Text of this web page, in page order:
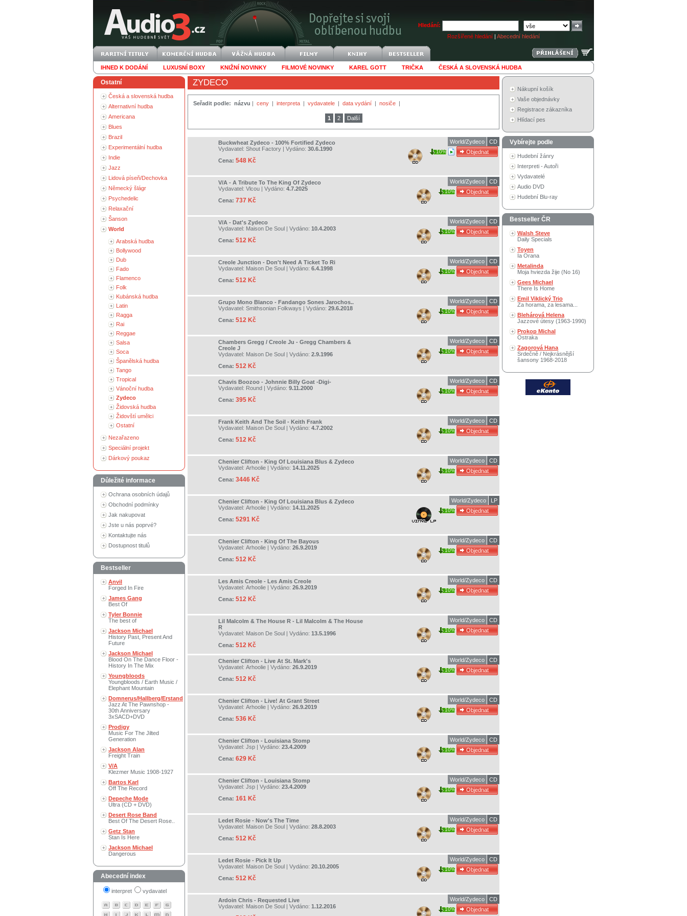
Hledání:
Rozšířené hledání | Abecední hledání
IHNED K DODÁNÍ LUXUSNÍ BOXY KNIŽNÍ NOVINKY FILMOVÉ NOVINKY KAREL GOTT TRIČKA ČESKÁ A SLOVENSKÁ HUDBA
Ostatní
Česká a slovenská hudba
Alternativní hudba
Americana
Blues
Brazil
Experimentální hudba
Indie
Jazz
Lidová píseň/Dechovka
Německý šlágr
Psychedelic
Relaxační
Šanson
World
Arabská hudba
Bollywood
Dub
Fado
Flamenco
Folk
Kubánská hudba
Latin
Ragga
Rai
Reggae
Salsa
Soca
Španělská hudba
Tango
Tropical
Vánoční hudba
Zydeco
Židovská hudba
Židovští umělci
Ostatní
Nezařazeno
Speciální projekt
Dárkový poukaz
Důležité informace
Ochrana osobních údajů
Obchodní podmínky
Jak nakupovat
Jste u nás poprvé?
Kontaktujte nás
Dostupnost titulů
Bestseller
Anvil
Forged In Fire
James Gang
Best Of
Tyler Bonnie
The best of
Jackson Michael
History Past, Present And
Future
Jackson Michael
Blood On The Dance Floor -
History In The Mix
Youngbloods
Youngbloods / Earth Music /
Elephant Mountain
Domnerus/Hallberg/Erstand
Jazz At The Pawnshop -
30th Anniversary
3xSACD+DVD
Prodigy
Music For The Jilted
Generation
Jackson Alan
Freight Train
V/A
Klezmer Music 1908-1927
Bartos Karl
Off The Record
Depeche Mode
Ultra (CD + DVD)
Desert Rose Band
Best Of The Desert Rose..
Getz Stan
Stan Is Here
Jackson Michael
Dangerous
Abecední index
interpret vydavatel
ZYDECO
Seřadit podle: názvu | ceny | interpreta | vydavatele | data vydání | nosiče |
1 2 Další
Buckwheat Zydeco - 100% Fortified Zydeco
Vydavatel: Shout Factory | Vydáno: 30.6.1990
Cena: 548 Kč
CD
World/Zydeco
10%
V/A - A Tribute To The King Of Zydeco
Vydavatel: Vlcou | Vydáno: 4.7.2025
Cena: 737 Kč
CD
World/Zydeco
10%
V/A - Dat's Zydeco
Vydavatel: Maison De Soul | Vydáno: 10.4.2003
Cena: 512 Kč
CD
World/Zydeco
10%
Creole Junction - Don't Need A Ticket To Ri
Vydavatel: Maison De Soul | Vydáno: 6.4.1998
Cena: 512 Kč
CD
World/Zydeco
10%
Grupo Mono Blanco - Fandango Sones Jarochos..
Vydavatel: Smithsonian Folkways | Vydáno: 29.6.2018
Cena: 512 Kč
CD
World/Zydeco
10%
Chambers Gregg / Creole Ju - Gregg Chambers &
Creole J
Vydavatel: Maison De Soul | Vydáno: 2.9.1996
Cena: 512 Kč
CD
World/Zydeco
10%
Chavis Boozoo - Johnnie Billy Goat -Digi-
Vydavatel: Round | Vydáno: 9.11.2000
Cena: 395 Kč
CD
World/Zydeco
10%
Frank Keith And The Soil - Keith Frank
Vydavatel: Maison De Soul | Vydáno: 4.7.2002
Cena: 512 Kč
CD
World/Zydeco
10%
Chenier Clifton - King Of Louisiana Blus & Zydeco
Vydavatel: Arhoolie | Vydáno: 14.11.2025
Cena: 3446 Kč
CD
World/Zydeco
10%
Chenier Clifton - King Of Louisiana Blus & Zydeco
Vydavatel: Arhoolie | Vydáno: 14.11.2025
Cena: 5291 Kč
LP
World/Zydeco
10%
Chenier Clifton - King Of The Bayous
Vydavatel: Arhoolie | Vydáno: 26.9.2019
Cena: 512 Kč
CD
World/Zydeco
10%
Les Amis Creole - Les Amis Creole
Vydavatel: Arhoolie | Vydáno: 26.9.2019
Cena: 512 Kč
CD
World/Zydeco
10%
Lil Malcolm & The House R - Lil Malcolm & The House
R
Vydavatel: Maison De Soul | Vydáno: 13.5.1996
Cena: 512 Kč
CD
World/Zydeco
10%
Chenier Clifton - Live At St. Mark's
Vydavatel: Arhoolie | Vydáno: 26.9.2019
Cena: 512 Kč
CD
World/Zydeco
10%
Chenier Clifton - Live! At Grant Street
Vydavatel: Arhoolie | Vydáno: 26.9.2019
Cena: 536 Kč
CD
World/Zydeco
10%
Chenier Clifton - Louisiana Stomp
Vydavatel: Jsp | Vydáno: 23.4.2009
Cena: 629 Kč
CD
World/Zydeco
10%
Chenier Clifton - Louisiana Stomp
Vydavatel: Jsp | Vydáno: 23.4.2009
Cena: 161 Kč
CD
World/Zydeco
10%
Ledet Rosie - Now's The Time
Vydavatel: Maison De Soul | Vydáno: 28.8.2003
Cena: 512 Kč
CD
World/Zydeco
10%
Ledet Rosie - Pick It Up
Vydavatel: Maison De Soul | Vydáno: 20.10.2005
Cena: 512 Kč
CD
World/Zydeco
10%
Ardoin Chris - Requested Live
Vydavatel: Maison De Soul | Vydáno: 1.12.2016
CD
World/Zydeco
10%
Nákupní košík
Vaše objednávky
Registrace zákazníka
Hlídací pes
Vybírejte podle
Hudební žánry
Interpreti - Autoři
Vydavatelé
Audio DVD
Hudební Blu-ray
Bestseller ČR
Walsh Steve
Daily Specials
Toyen
Ia Orana
Metalinda
Moja hviezda žije (No 16)
Gees Michael
There Is Home
Emil Viklický Trio
Za horama, za lesama...
Blehárová Helena
Jazzové útesy (1963-1990)
Prokop Michal
Ostraka
Zagorová Hana
Srdečně / Nejkrásnější
šansony 1968-2018